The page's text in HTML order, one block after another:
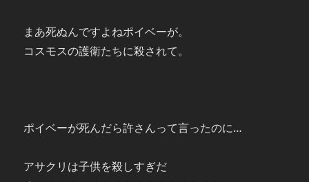
まあ死ぬんですよねポイベーが。
コスモスの護衛たちに殺されて。
ポイベーが死んだら許さんって言ったのに…
アサクリは子供を殺しすぎだ